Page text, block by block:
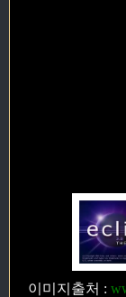
이미지출처 :